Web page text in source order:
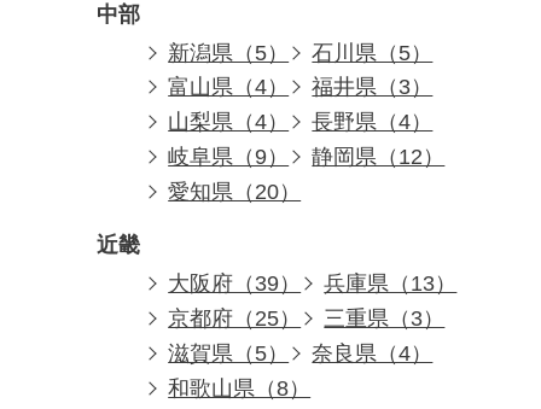
中部
新潟県（5）
石川県（5）
富山県（4）
福井県（3）
山梨県（4）
長野県（4）
岐阜県（9）
静岡県（12）
愛知県（20）
近畿
大阪府（39）
兵庫県（13）
京都府（25）
三重県（3）
滋賀県（5）
奈良県（4）
和歌山県（8）